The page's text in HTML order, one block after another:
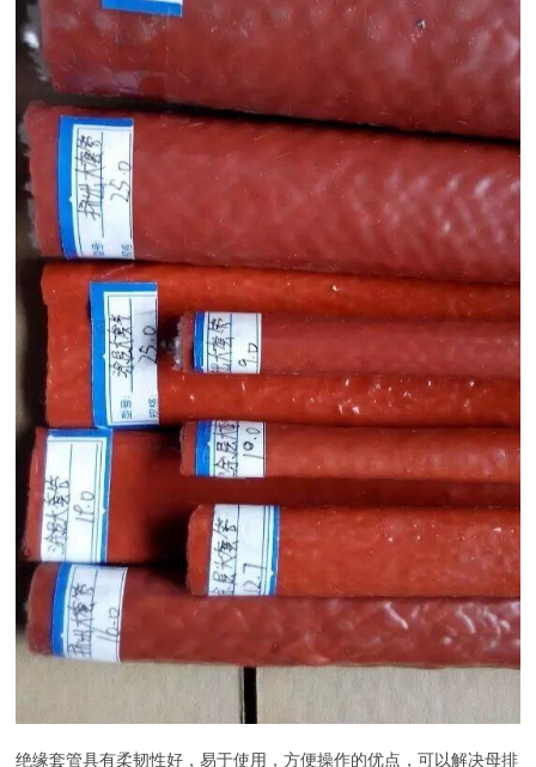
绝缘套管具有柔韧性好，易于使用，方便操作的优点，可以解决母排